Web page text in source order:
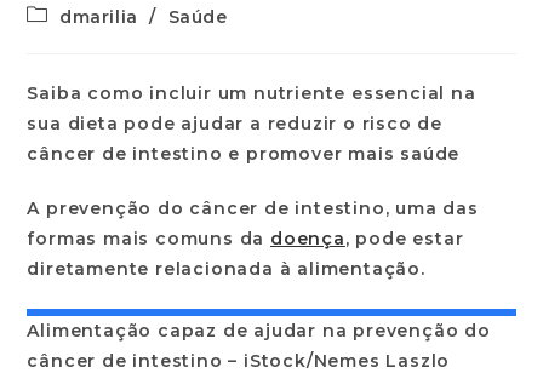
dmarilia / Saúde
Saiba como incluir um nutriente essencial na
sua dieta pode ajudar a reduzir o risco de
câncer de intestino e promover mais saúde
A prevenção do câncer de intestino, uma das
formas mais comuns da doença, pode estar
diretamente relacionada à alimentação.
Alimentação capaz de ajudar na prevenção do
câncer de intestino – iStock/Nemes Laszlo